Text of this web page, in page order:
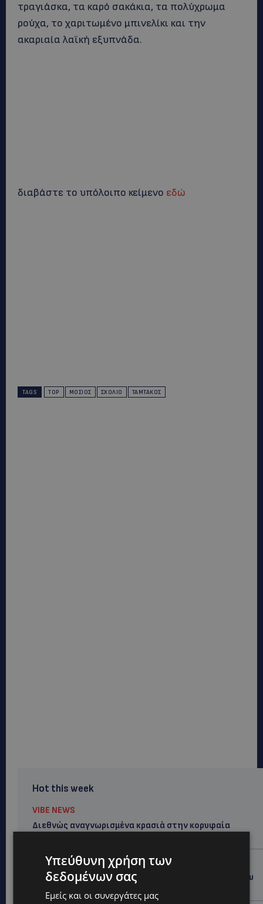
τραγιάσκα, τα καρό σακάκια, τα πολύχρωμα
ρούχα, το χαριτωμένο μπινελίκι και την
ακαριαία λαϊκή εξυπνάδα.
διαβάστε το υπόλοιπο κείμενο εδώ
TAGS TOP ΜΌΣΙΟΣ ΣΧΌΛΙΟ ΤΑΜΤΆΚΟΣ
Hot this week
VIBE NEWS
Διεθνώς αναγνωρισμένα κρασιά στην κορυφαία
UPDATES
Ξεκίνησε η αντικατάσταση 100 χιλιομέτρων δικτύου
ύδρευσης στο κέντρο της Λεμεσού
Υπεύθυνη χρήση των
δεδομένων σας
Εμείς και οι συνεργάτες μας